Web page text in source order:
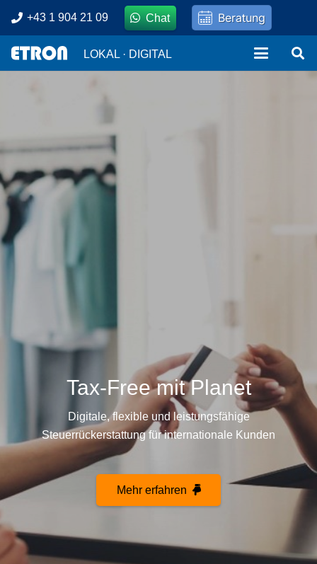
+43 1 904 21 09 Chat Beratung
LOKAL · DIGITAL
Tax-Free mit Planet
Digitale, flexible und leistungsfähige
Steuerrückerstattung für internationale Kunden
Mehr erfahren